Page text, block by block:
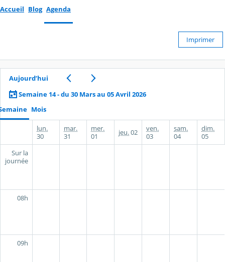
Accueil Blog Agenda
Imprimer
Aujourd’hui
Semaine 14 - du 30 Mars au 05 Avril 2026
Mois
lun.
30
mar.
31
mer.
01
jeu.02
ven.
03
sam.
04
dim.
05
Sur la
journée
08h
09h